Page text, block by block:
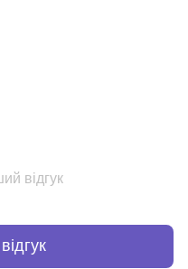
відгук